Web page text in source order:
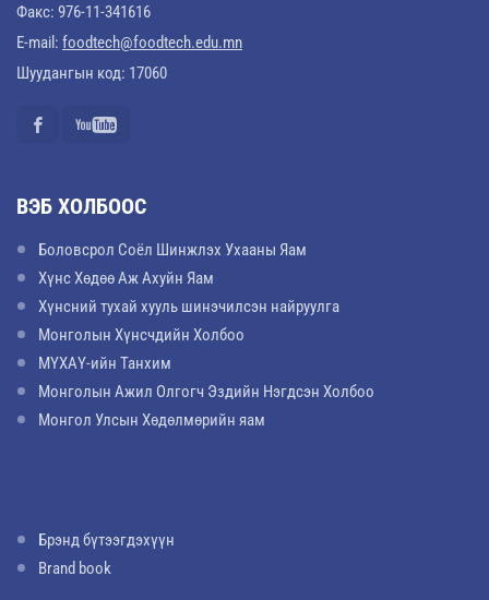
Факс: 976-11-341616
E-mail: foodtech@foodtech.edu.mn
Шуудангын код: 17060
ВЭБ ХОЛБООС
Боловсрол Соёл Шинжлэх Ухааны Яам
Хүнс Хөдөө Аж Ахуйн Яам
Хүнсний тухай хууль шинэчилсэн найруулга
Монголын Хүнсчдийн Холбоо
МҮХАҮ-ийн Танхим
Монголын Ажил Олгогч Эздийн Нэгдсэн Холбоо
Монгол Улсын Хөдөлмөрийн яам
Брэнд бүтээгдэхүүн
Brand book